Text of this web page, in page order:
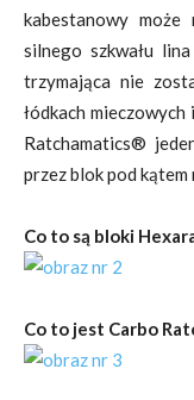
kabestanowy może
silnego szkwału
trzymająca nie
łódkach
Ratchamatics®
przez blok pod
Co to są bloki
Co to jest Carbo